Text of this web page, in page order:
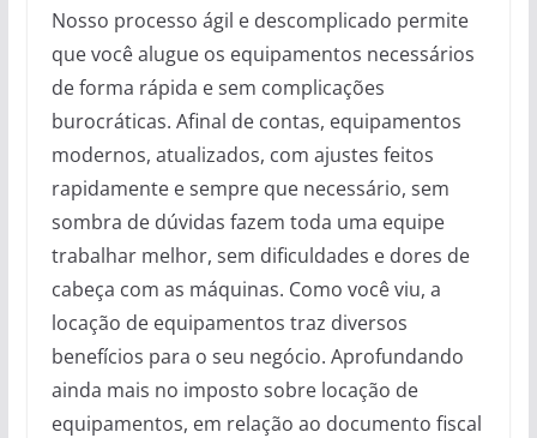
Nosso processo ágil e descomplicado permite
que você alugue os equipamentos necessários
de forma rápida e sem complicações
burocráticas. Afinal de contas, equipamentos
modernos, atualizados, com ajustes feitos
rapidamente e sempre que necessário, sem
sombra de dúvidas fazem toda uma equipe
trabalhar melhor, sem dificuldades e dores de
cabeça com as máquinas. Como você viu, a
locação de equipamentos traz diversos
benefícios para o seu negócio. Aprofundando
ainda mais no imposto sobre locação de
equipamentos, em relação ao documento fiscal